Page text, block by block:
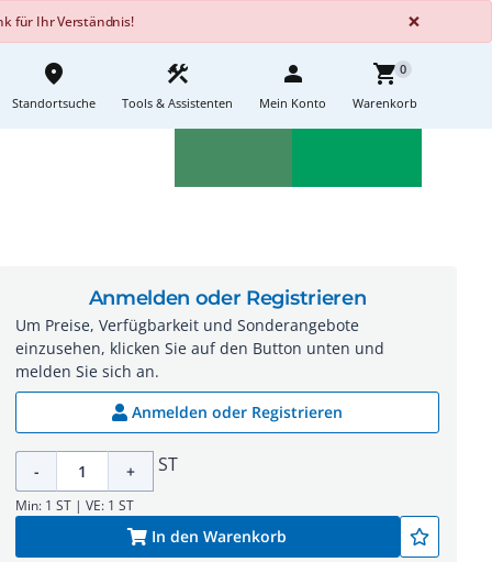
für Ihr Verständnis! ×
place
Standortsuche
construction
Tools & Assistenten
person
Mein Konto
shopping_cart0
Warenkorb
Anmelden oder Registrieren
Um Preise, Verfügbarkeit und Sonderangebote
einzusehen, klicken Sie auf den Button unten und
melden Sie sich an.
Anmelden oder Registrieren
- + ST
Min: 1 ST | VE: 1 ST
In den Warenkorb